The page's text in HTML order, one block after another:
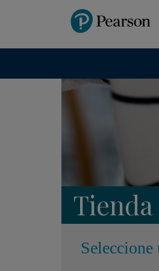
Seleccione